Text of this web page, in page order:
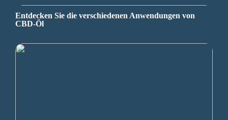
Entdecken Sie die verschiedenen Anwendungen von
CBD-Öl